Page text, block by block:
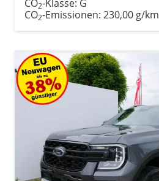
CO2-Klasse: G
CO2-Emissionen: 230,00 g/km